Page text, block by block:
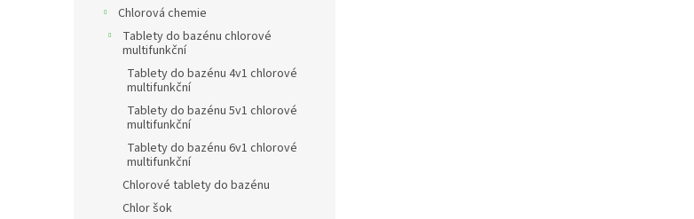
Chlorová chemie
Tablety do bazénu chlorové
multifunkční
Tablety do bazénu 4v1 chlorové
multifunkční
Tablety do bazénu 5v1 chlorové
multifunkční
Tablety do bazénu 6v1 chlorové
multifunkční
Chlorové tablety do bazénu
Chlor šok